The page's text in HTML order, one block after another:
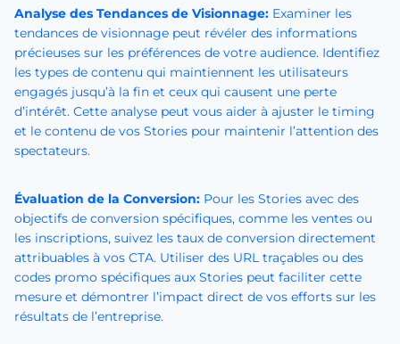
Analyse des Tendances de Visionnage: Examiner les
tendances de visionnage peut révéler des informations
précieuses sur les préférences de votre audience. Identifiez
les types de contenu qui maintiennent les utilisateurs
engagés jusqu’à la fin et ceux qui causent une perte
d’intérêt. Cette analyse peut vous aider à ajuster le timing
et le contenu de vos Stories pour maintenir l’attention des
spectateurs.
Évaluation de la Conversion: Pour les Stories avec des
objectifs de conversion spécifiques, comme les ventes ou
les inscriptions, suivez les taux de conversion directement
attribuables à vos CTA. Utiliser des URL traçables ou des
codes promo spécifiques aux Stories peut faciliter cette
mesure et démontrer l’impact direct de vos efforts sur les
résultats de l’entreprise.